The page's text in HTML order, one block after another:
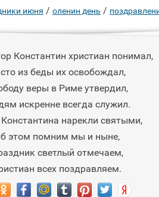
июня / оленин день /
Константин христиан понимал,
из беды их освобождал,
веры в Риме утвердил,
искренне всегда служил.
Константина нарекли святыми,
этом помним мы и ныне,
светлый отмечаем,
всех поздравляем.